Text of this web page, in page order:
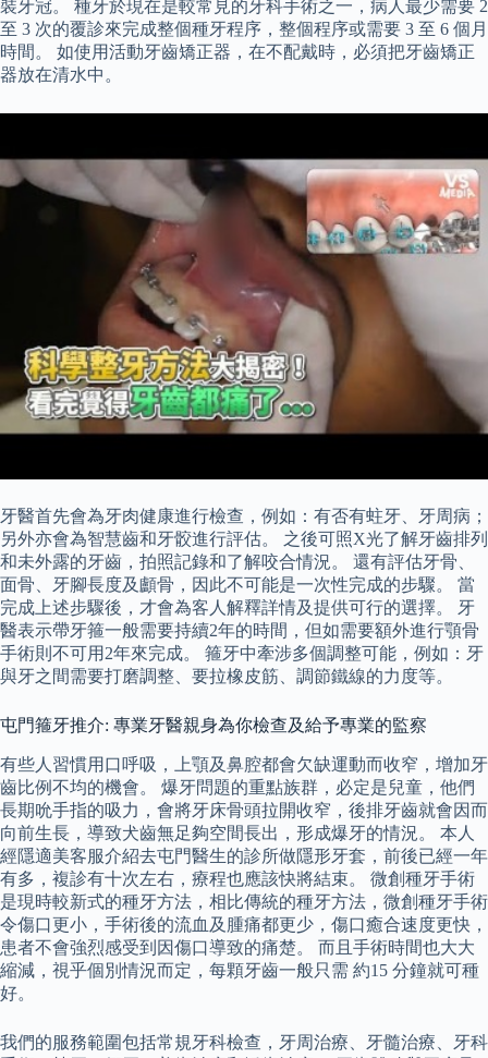
裝牙冠。 種牙於現在是較常見的牙科手術之一，病人最少需要 2
至 3 次的覆診來完成整個種牙程序，整個程序或需要 3 至 6 個月
時間。 如使用活動牙齒矯正器，在不配戴時，必須把牙齒矯正
器放在清水中。
牙醫首先會為牙肉健康進行檢查，例如：有否有蛀牙、牙周病；
另外亦會為智慧齒和牙骹進行評估。 之後可照X光了解牙齒排列
和未外露的牙齒，拍照記錄和了解咬合情況。 還有評估牙骨、
面骨、牙腳長度及顱骨，因此不可能是一次性完成的步驟。 當
完成上述步驟後，才會為客人解釋詳情及提供可行的選擇。 牙
醫表示帶牙箍一般需要持續2年的時間，但如需要額外進行顎骨
手術則不可用2年來完成。 箍牙中牽涉多個調整可能，例如：牙
與牙之間需要打磨調整、要拉橡皮筋、調節鐵線的力度等。
屯門箍牙推介: 專業牙醫親身為你檢查及給予專業的監察
有些人習慣用口呼吸，上顎及鼻腔都會欠缺運動而收窄，增加牙
齒比例不均的機會。 爆牙問題的重點族群，必定是兒童，他們
長期吮手指的吸力，會將牙床骨頭拉開收窄，後排牙齒就會因而
向前生長，導致犬齒無足夠空間長出，形成爆牙的情況。 本人
經隱適美客服介紹去屯門醫生的診所做隱形牙套，前後已經一年
有多，複診有十次左右，療程也應該快將結束。 微創種牙手術
是現時較新式的種牙方法，相比傳統的種牙方法，微創種牙手術
令傷口更小，手術後的流血及腫痛都更少，傷口癒合速度更快，
患者不會強烈感受到因傷口導致的痛楚。 而且手術時間也大大
縮減，視乎個別情況而定，每顆牙齒一般只需 約15 分鐘就可種
好。
我們的服務範圍包括常規牙科檢查，牙周治療、牙髓治療、牙科